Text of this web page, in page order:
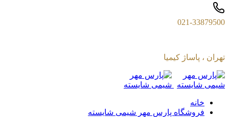
021-33879500
تهران ، پاساژ کیمیا
خانه
فروشگاه پارس مهر شیمی شایسته